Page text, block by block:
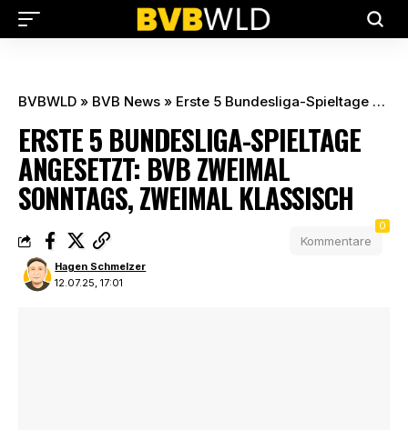
BVBWLD » BVB News » Erste 5 Bundesliga-Spieltage angesetzt: BVB zweimal sonntags, zweimal klassisch
ERSTE 5 BUNDESLIGA-SPIELTAGE
ANGESETZT: BVB ZWEIMAL
SONNTAGS, ZWEIMAL KLASSISCH
12.07.25, 17:01
Hagen Schmelzer
Kommentare
0